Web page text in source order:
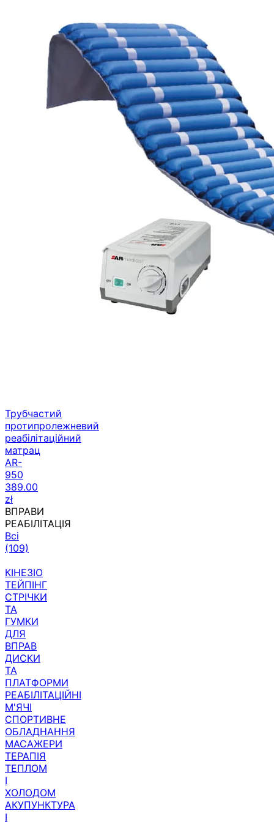
протипролежневий
реабілітаційний
матрац
AR-
950
389.00
zł
ВПРАВИ
РЕАБІЛІТАЦІЯ
Всі
(109)
ТЕЙПІНГ
СТРІЧКИ
ТА
ГУМКИ
ДЛЯ
ВПРАВ
ДИСКИ
ТА
ПЛАТФОРМИ
РЕАБІЛІТАЦІЙНІ
М'ЯЧІ
СПОРТИВНЕ
ОБЛАДНАННЯ
МАСАЖЕРИ
ТЕРАПІЯ
ТЕПЛОМ
І
ХОЛОДОМ
АКУПУНКТУРА
І
АКУПРЕСУРА